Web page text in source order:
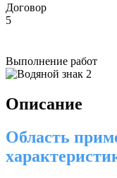
Договор
5
Выполнение работ
Описание
Область